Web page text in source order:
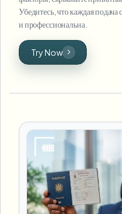
Убедитесь, что каждая
и профессиональна.
Try Now